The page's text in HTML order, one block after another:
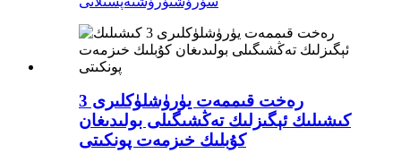
رەخت قىممەت يۈرۈشلۈكلىرى 3
كىشىلىك ئېگىزلىك تەڭشىگىلى بولىدىغان
كۇبلىك خىزمەت پونكىتى